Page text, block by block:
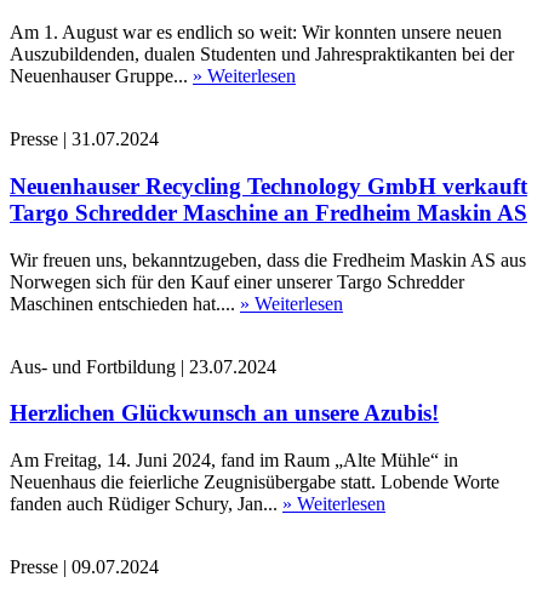
Am 1. August war es endlich so weit: Wir konnten unsere neuen
Auszubildenden, dualen Studenten und Jahrespraktikanten bei der
Neuenhauser Gruppe... » Weiterlesen
Presse | 31.07.2024
Neuenhauser Recycling Technology GmbH verkauft
Targo Schredder Maschine an Fredheim Maskin AS
Wir freuen uns, bekanntzugeben, dass die Fredheim Maskin AS aus
Norwegen sich für den Kauf einer unserer Targo Schredder
Maschinen entschieden hat.... » Weiterlesen
Aus- und Fortbildung | 23.07.2024
Herzlichen Glückwunsch an unsere Azubis!
Am Freitag, 14. Juni 2024, fand im Raum „Alte Mühle“ in
Neuenhaus die feierliche Zeugnisübergabe statt. Lobende Worte
fanden auch Rüdiger Schury, Jan... » Weiterlesen
Presse | 09.07.2024